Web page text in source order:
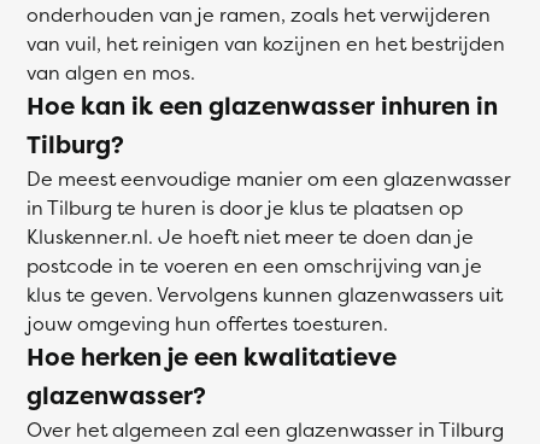
onderhouden van je ramen, zoals het verwijderen
van vuil, het reinigen van kozijnen en het bestrijden
van algen en mos.
Hoe kan ik een glazenwasser inhuren in
Tilburg?
De meest eenvoudige manier om een glazenwasser
in Tilburg te huren is door je klus te plaatsen op
Kluskenner.nl. Je hoeft niet meer te doen dan je
postcode in te voeren en een omschrijving van je
klus te geven. Vervolgens kunnen glazenwassers uit
jouw omgeving hun offertes toesturen.
Hoe herken je een kwalitatieve
glazenwasser?
Over het algemeen zal een glazenwasser in Tilburg